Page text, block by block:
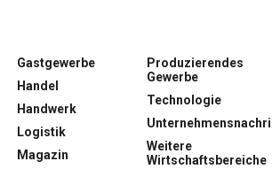
Gastgewerbe
Handel
Handwerk
Logistik
Magazin
Produzierendes
Gewerbe
Technologie
Weitere
Wirtschaftsbereiche